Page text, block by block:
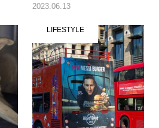
2023.06.13
LIFESTYLE